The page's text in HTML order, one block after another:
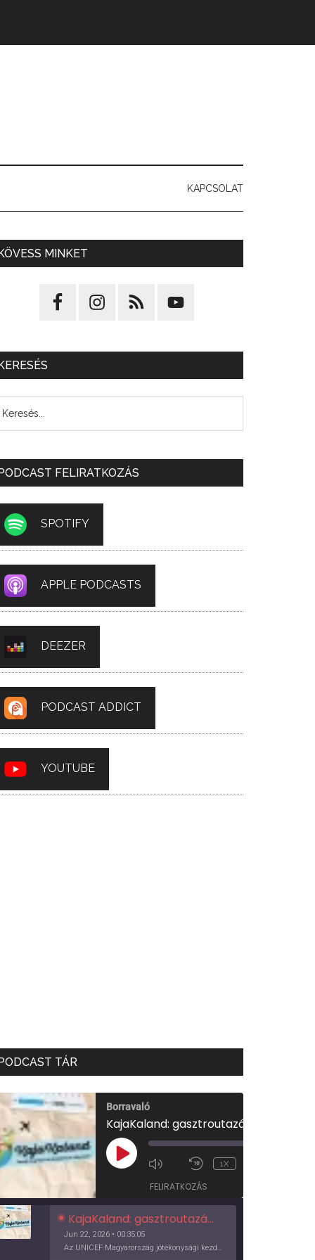
KAPCSOLAT
MINKET
FELIRATKOZÁS
SPOTIFY
APPLE PODCASTS
DEEZER
PODCAST ADDICT
YOUTUBE
TÁR
Borravaló
PLAY
EPISODE
1X
FELIRATKOZÁS
KajaKaland: gasztroutazás a föld körül
Jun 22, 2026 • 00:35:05
Az UNICEF Magyarország jótékonysági kezdeményezése izgalmas, egész éves világkörüli ízutazásra hív, igazi családi program és gasztroedukáció, illetve segítség a rászorulóknak is egyben.